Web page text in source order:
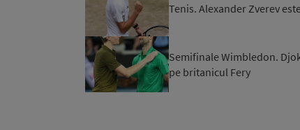
Tenis. Alexander Zverev
Semifinale Wimbledon.
pe britanicul Fery